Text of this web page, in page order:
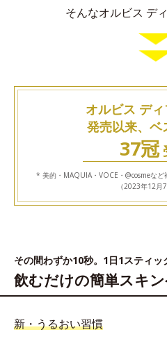
そんなオルビス デ
オルビス デ
発売以来、ベ
37冠
* 美的・MAQUIA・VOCE・@cosmeな
（2023年12月7
その間わずか10秒。1日1スティッ
飲むだけの簡単スキ
新・うるおい習慣